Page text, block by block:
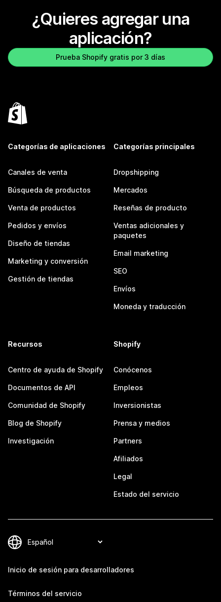
¿Quieres agregar una
aplicación?
Prueba Shopify gratis por 3 días
Categorías de aplicaciones
Canales de venta
Búsqueda de productos
Venta de productos
Pedidos y envíos
Diseño de tiendas
Marketing y conversión
Gestión de tiendas
Categorías principales
Dropshipping
Mercados
Reseñas de producto
Ventas adicionales y
paquetes
Email marketing
SEO
Envíos
Moneda y traducción
Recursos
Centro de ayuda de Shopify
Documentos de API
Comunidad de Shopify
Blog de Shopify
Investigación
Shopify
Conócenos
Empleos
Inversionistas
Prensa y medios
Partners
Afiliados
Legal
Estado del servicio
Inicio de sesión para desarrolladores
Términos del servicio